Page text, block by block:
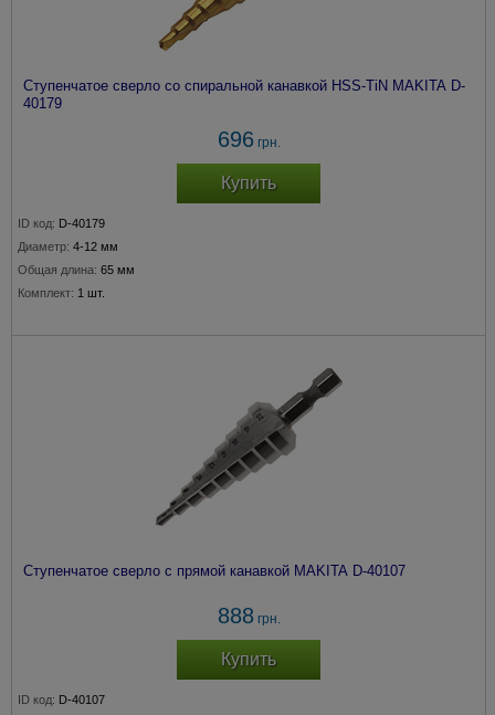
Ступенчатое сверло со спиральной канавкой HSS-TiN MAKITA D-
40179
696грн.
Купить
ID код: D-40179
Диаметр: 4-12 мм
Общая длина: 65 мм
Комплект: 1 шт.
Ступенчатое сверло с прямой канавкой MAKITA D-40107
888грн.
Купить
ID код: D-40107